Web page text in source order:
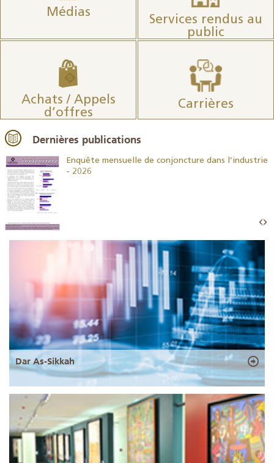
Médias
Services rendus au
public
Achats / Appels
d’offres
Carrières
Dernières publications
Enquête mensuelle de conjoncture dans l’industrie
- 2026
Dar As-Sikkah